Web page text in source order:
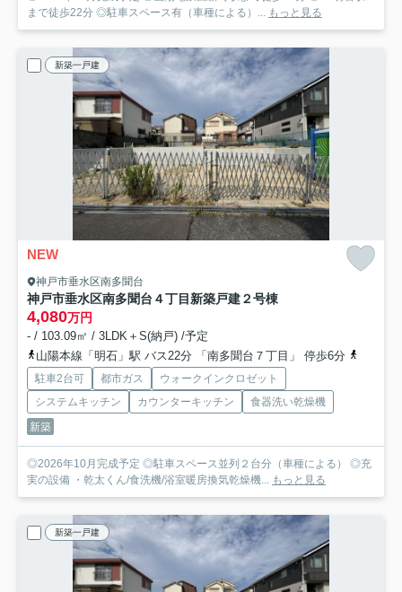
まで徒歩22分 ◎駐車スペース有（車種による）... もっと見る
新築一戸建
NEW
神戸市垂水区南多聞台
神戸市垂水区南多聞台４丁目新築戸建２号棟
4,080万円
- / 103.09㎡ / 3LDK＋S(納戸) /予定
山陽本線「明石」駅 バス22分 「南多聞台７丁目」 停歩6分
駐車2台可 都市ガス
ウォークインクロゼット
システムキッチン
カウンターキッチン
食器洗い乾燥機
新築
◎2026年10月完成予定 ◎駐車スペース並列２台分（車種による） ◎充
実の設備 ・乾太くん/食洗機/浴室暖房換気乾燥機... もっと見る
新築一戸建